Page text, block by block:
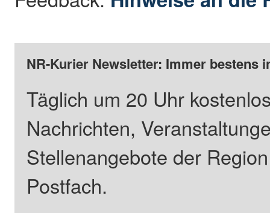
NR-Kurier Newsletter: Immer bestens
Täglich um 20 Uhr
Nachrichten,
Stellenangebote der
Postfach.